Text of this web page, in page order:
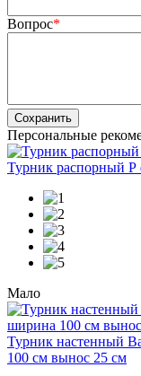
Вопрос*
Сохранить
Персональные
Турник распорный Р
Мало
Турник настенный
100 см вынос 25 см